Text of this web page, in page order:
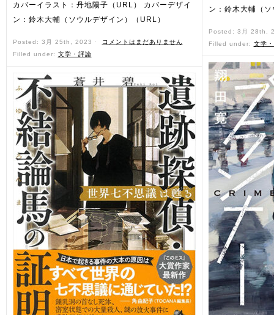
カバーイラスト：丹地陽子（URL） カバーデザイ
ン：鈴木大輔（ソウルデザイン）（URL）
Posted: 3月 25th, 2023 ˑ
コメントはまだありません
Filled under: 文学・評論
ン：鈴木大輔（
Posted: 3月 28th,
Filled under: 文学